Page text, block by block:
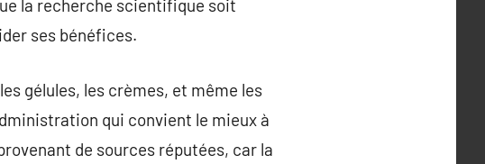
la recherche scientifique soit
ses bénéfices.
gélules, les crèmes, et même les
qui convient le mieux à
de sources réputées, car la